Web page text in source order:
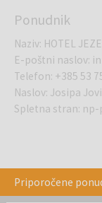
Ponudnik
Naziv: HOTEL
E-poštni naslov:
Telefon: +385 53
Naslov: Josipa
Spletna stran: np-
Priporočene